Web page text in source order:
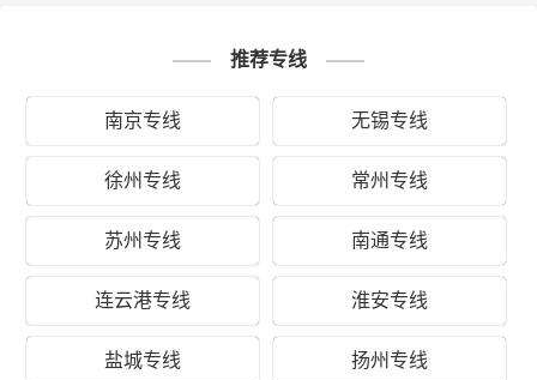
品、家具、健身器械、五金材料、贵重货物、易碎物品
“两地之复，来而往以”，为保证从无锡运输到英山县的货物
能够准时、准点到达英山县的英山县(全境)等区域，让客户
享受人在家中坐，货在全国走的物流体验。所派遣的两名
司机对无锡去英山县所经过的运输路线都了然于胸、轻车
熟路，并且轮班驾驶，中间不经停、不间歇。财根无锡物
流凭借专业的物流方案规划能力、丰富的物流运输资源整
合能力，以无锡到英山县物流运输为基础，以建设现代无
锡到英山县专线物流为核心，通过专注精细化物流、差异
推荐专线
南京专线 无锡专线
徐州专线 常州专线
苏州专线 南通专线
连云港专线 淮安专线
盐城专线 扬州专线